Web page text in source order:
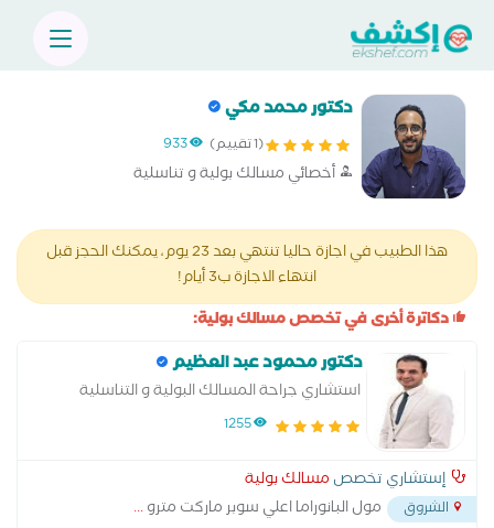
دكتور محمد مكي
(1 تقييم) 933
أخصائي مسالك بولية و تناسلية
هذا الطبيب في اجازة حاليا تنتهي بعد 23 يوم، يمكنك الحجز قبل
انتهاء الاجازة ب3 أيام!
دكاترة أخرى في تخصص مسالك بولية:
دكتور محمود عبد العظيم
استشاري جراحة المسالك البولية و التناسلية
1255
إستشاري تخصص مسالك بولية
الشروق مول البانوراما اعلي سوبر ماركت مترو...